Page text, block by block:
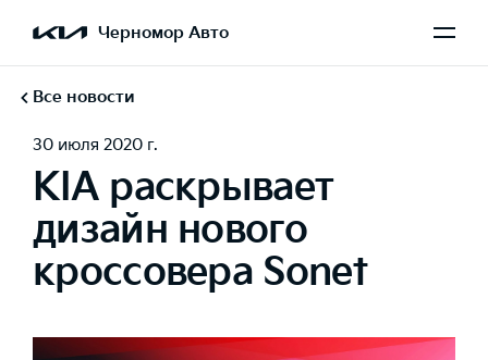
Черномор Авто
Все новости
30 июля 2020 г.
KIA раскрывает
дизайн нового
кроссовера Sonet